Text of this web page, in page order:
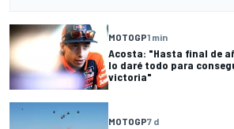
MOTOGP1 min
Acosta: "Hasta final de
lo daré todo para
victoria"
MOTOGP7 d